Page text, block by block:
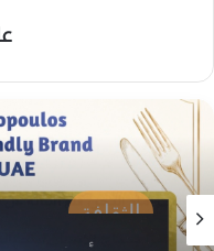
الثقافة